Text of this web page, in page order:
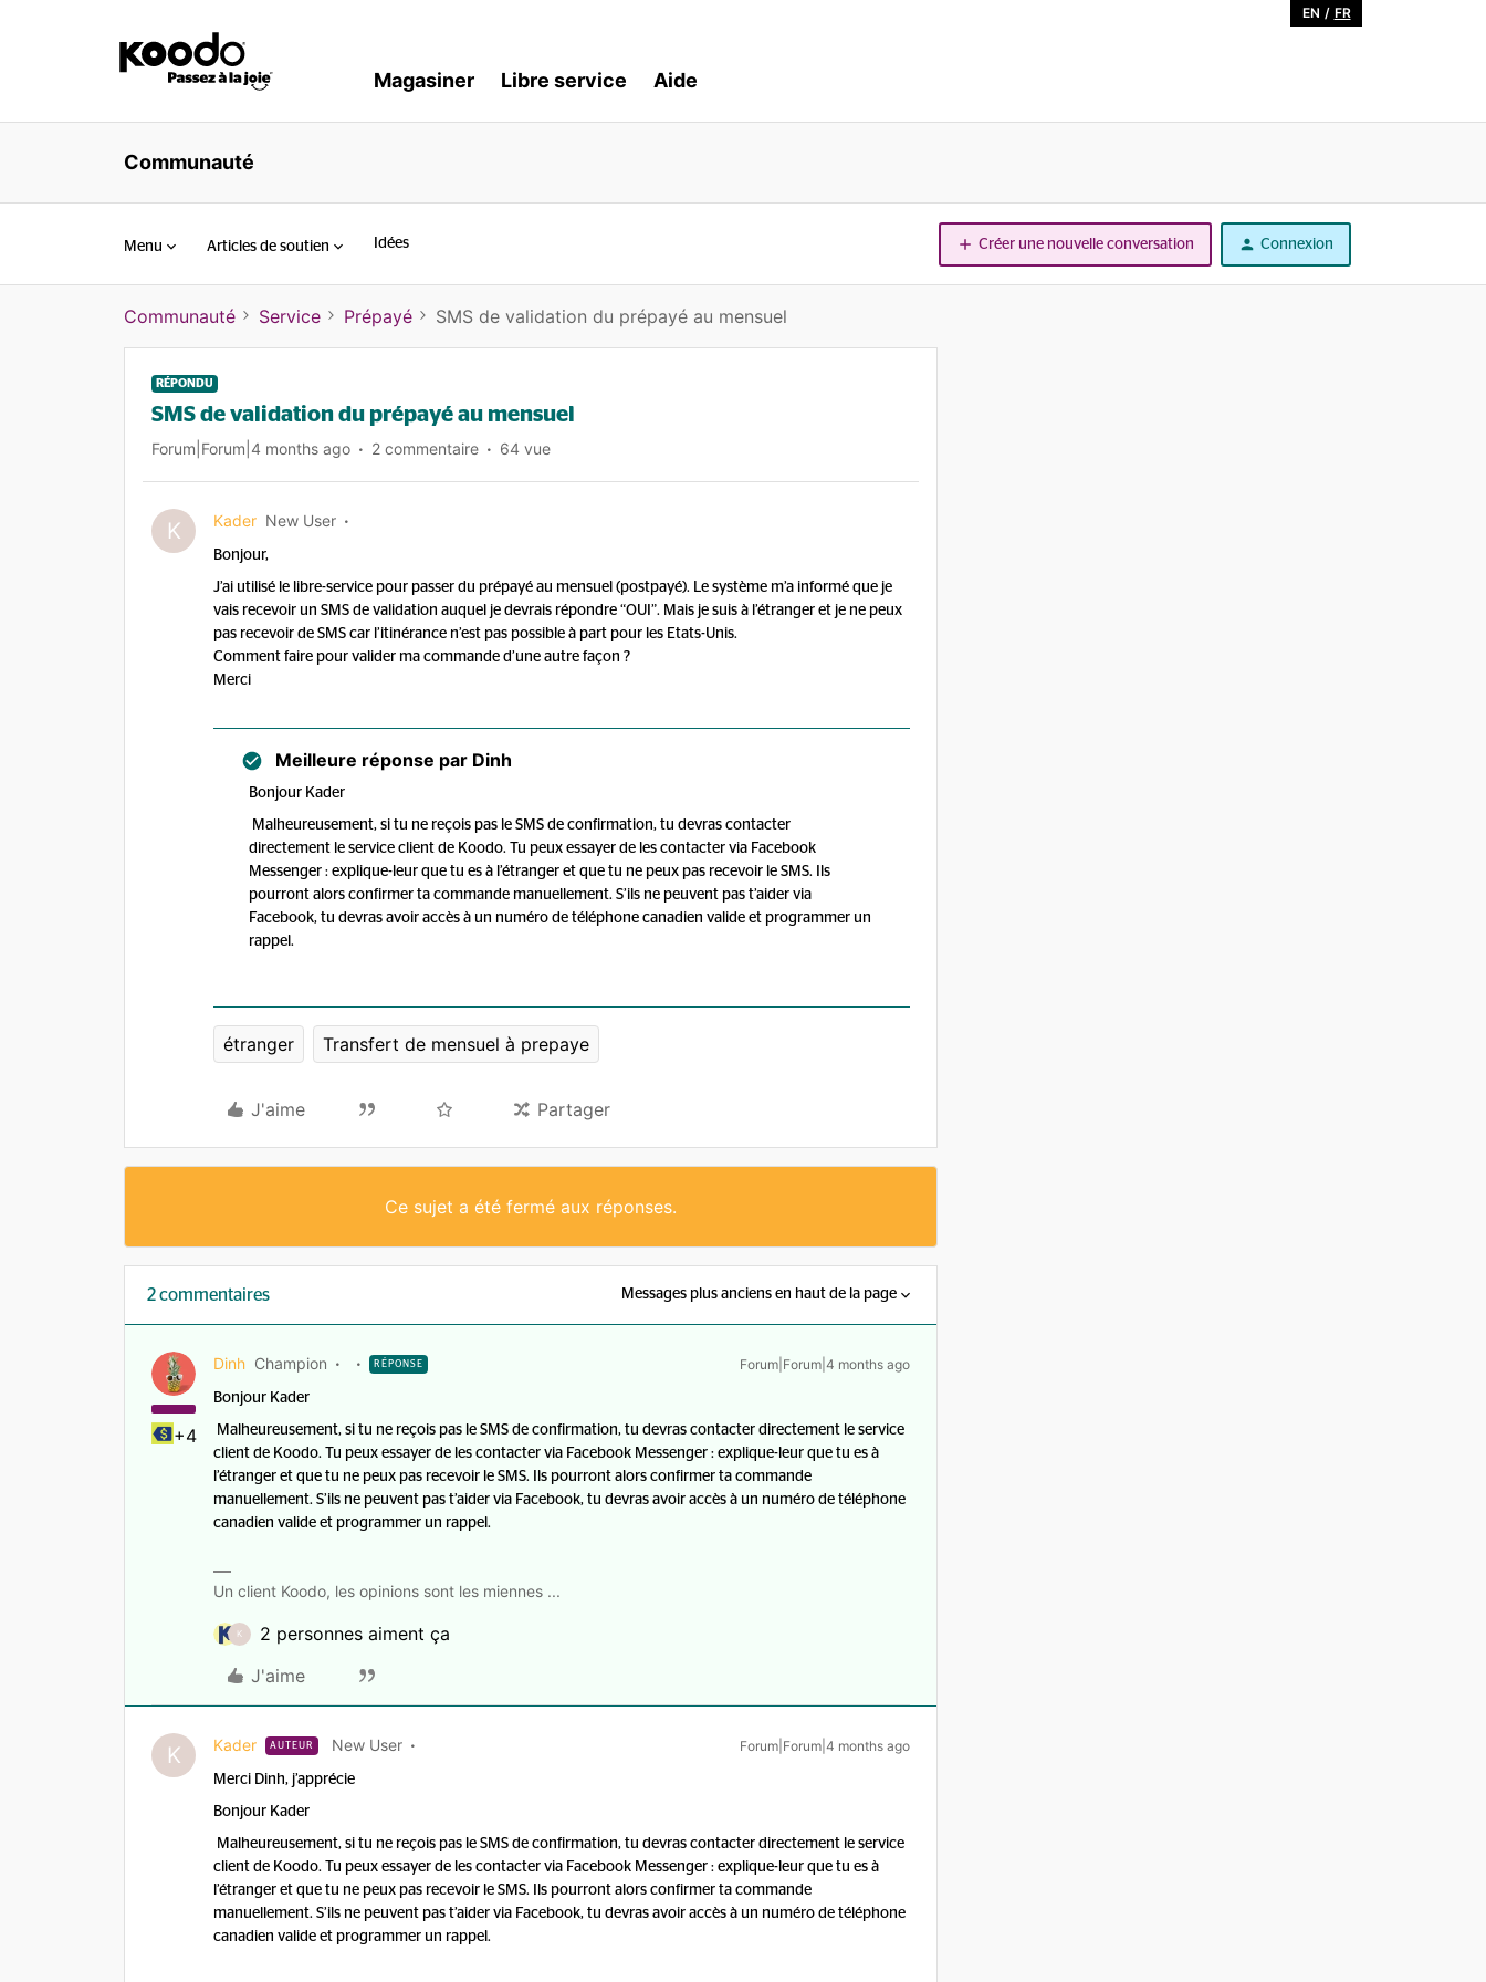
EN / FR
Magasiner Libre service Aide
Communauté
Menu Articles de soutien Idées Créer une nouvelle conversation Connexion
Communauté Service Prépayé SMS de validation du prépayé au mensuel
RÉPONDU
SMS de validation du prépayé au mensuel
Forum|Forum|4 months ago 2 commentaire 64 vue
K Kader New User
Bonjour,
J’ai utilisé le libre-service pour passer du prépayé au mensuel (postpayé). Le système m’a informé que je
vais recevoir un SMS de validation auquel je devrais répondre “OUI”. Mais je suis à l’étranger et je ne peux
pas recevoir de SMS car l’itinérance n’est pas possible à part pour les Etats-Unis.
Comment faire pour valider ma commande d’une autre façon ?
Merci
Meilleure réponse par Dinh
Bonjour Kader
Malheureusement, si tu ne reçois pas le SMS de confirmation, tu devras contacter
directement le service client de Koodo. Tu peux essayer de les contacter via Facebook
Messenger : explique-leur que tu es à l’étranger et que tu ne peux pas recevoir le SMS. Ils
pourront alors confirmer ta commande manuellement. S’ils ne peuvent pas t’aider via
Facebook, tu devras avoir accès à un numéro de téléphone canadien valide et programmer un
rappel.
étranger Transfert de mensuel à prepaye
J'aime Partager
Ce sujet a été fermé aux réponses.
2 commentaires Messages plus anciens en haut de la page
+4
Dinh Champion RÉPONSE Forum|Forum|4 months ago
Bonjour Kader
Malheureusement, si tu ne reçois pas le SMS de confirmation, tu devras contacter directement le service
client de Koodo. Tu peux essayer de les contacter via Facebook Messenger : explique-leur que tu es à
l’étranger et que tu ne peux pas recevoir le SMS. Ils pourront alors confirmer ta commande
manuellement. S’ils ne peuvent pas t’aider via Facebook, tu devras avoir accès à un numéro de téléphone
canadien valide et programmer un rappel.
Un client Koodo, les opinions sont les miennes ...
K
2 personnes aiment ça
J'aime
K Kader AUTEUR New User Forum|Forum|4 months ago
Merci Dinh, j’apprécie
Bonjour Kader
Malheureusement, si tu ne reçois pas le SMS de confirmation, tu devras contacter directement le service
client de Koodo. Tu peux essayer de les contacter via Facebook Messenger : explique-leur que tu es à
l’étranger et que tu ne peux pas recevoir le SMS. Ils pourront alors confirmer ta commande
manuellement. S’ils ne peuvent pas t’aider via Facebook, tu devras avoir accès à un numéro de téléphone
canadien valide et programmer un rappel.